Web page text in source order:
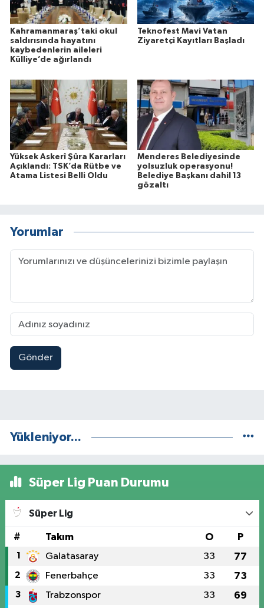
Kahramanmaraş’taki okul
saldırısında hayatını
kaybedenlerin aileleri
Külliye’de ağırlandı
Teknofest Mavi Vatan
Ziyaretçi Kayıtları Başladı
Yüksek Askerî Şûra Kararları
Açıklandı: TSK’da Rütbe ve
Atama Listesi Belli Oldu
Menderes Belediyesinde
yolsuzluk operasyonu!
Belediye Başkanı dahil 13
gözaltı
Yorumlar
Gönder
Yükleniyor...
Süper Lig Puan Durumu
Süper Lig
# Takım O P
1 Galatasaray 33 77
2 Fenerbahçe 33 73
3 Trabzonspor 33 69